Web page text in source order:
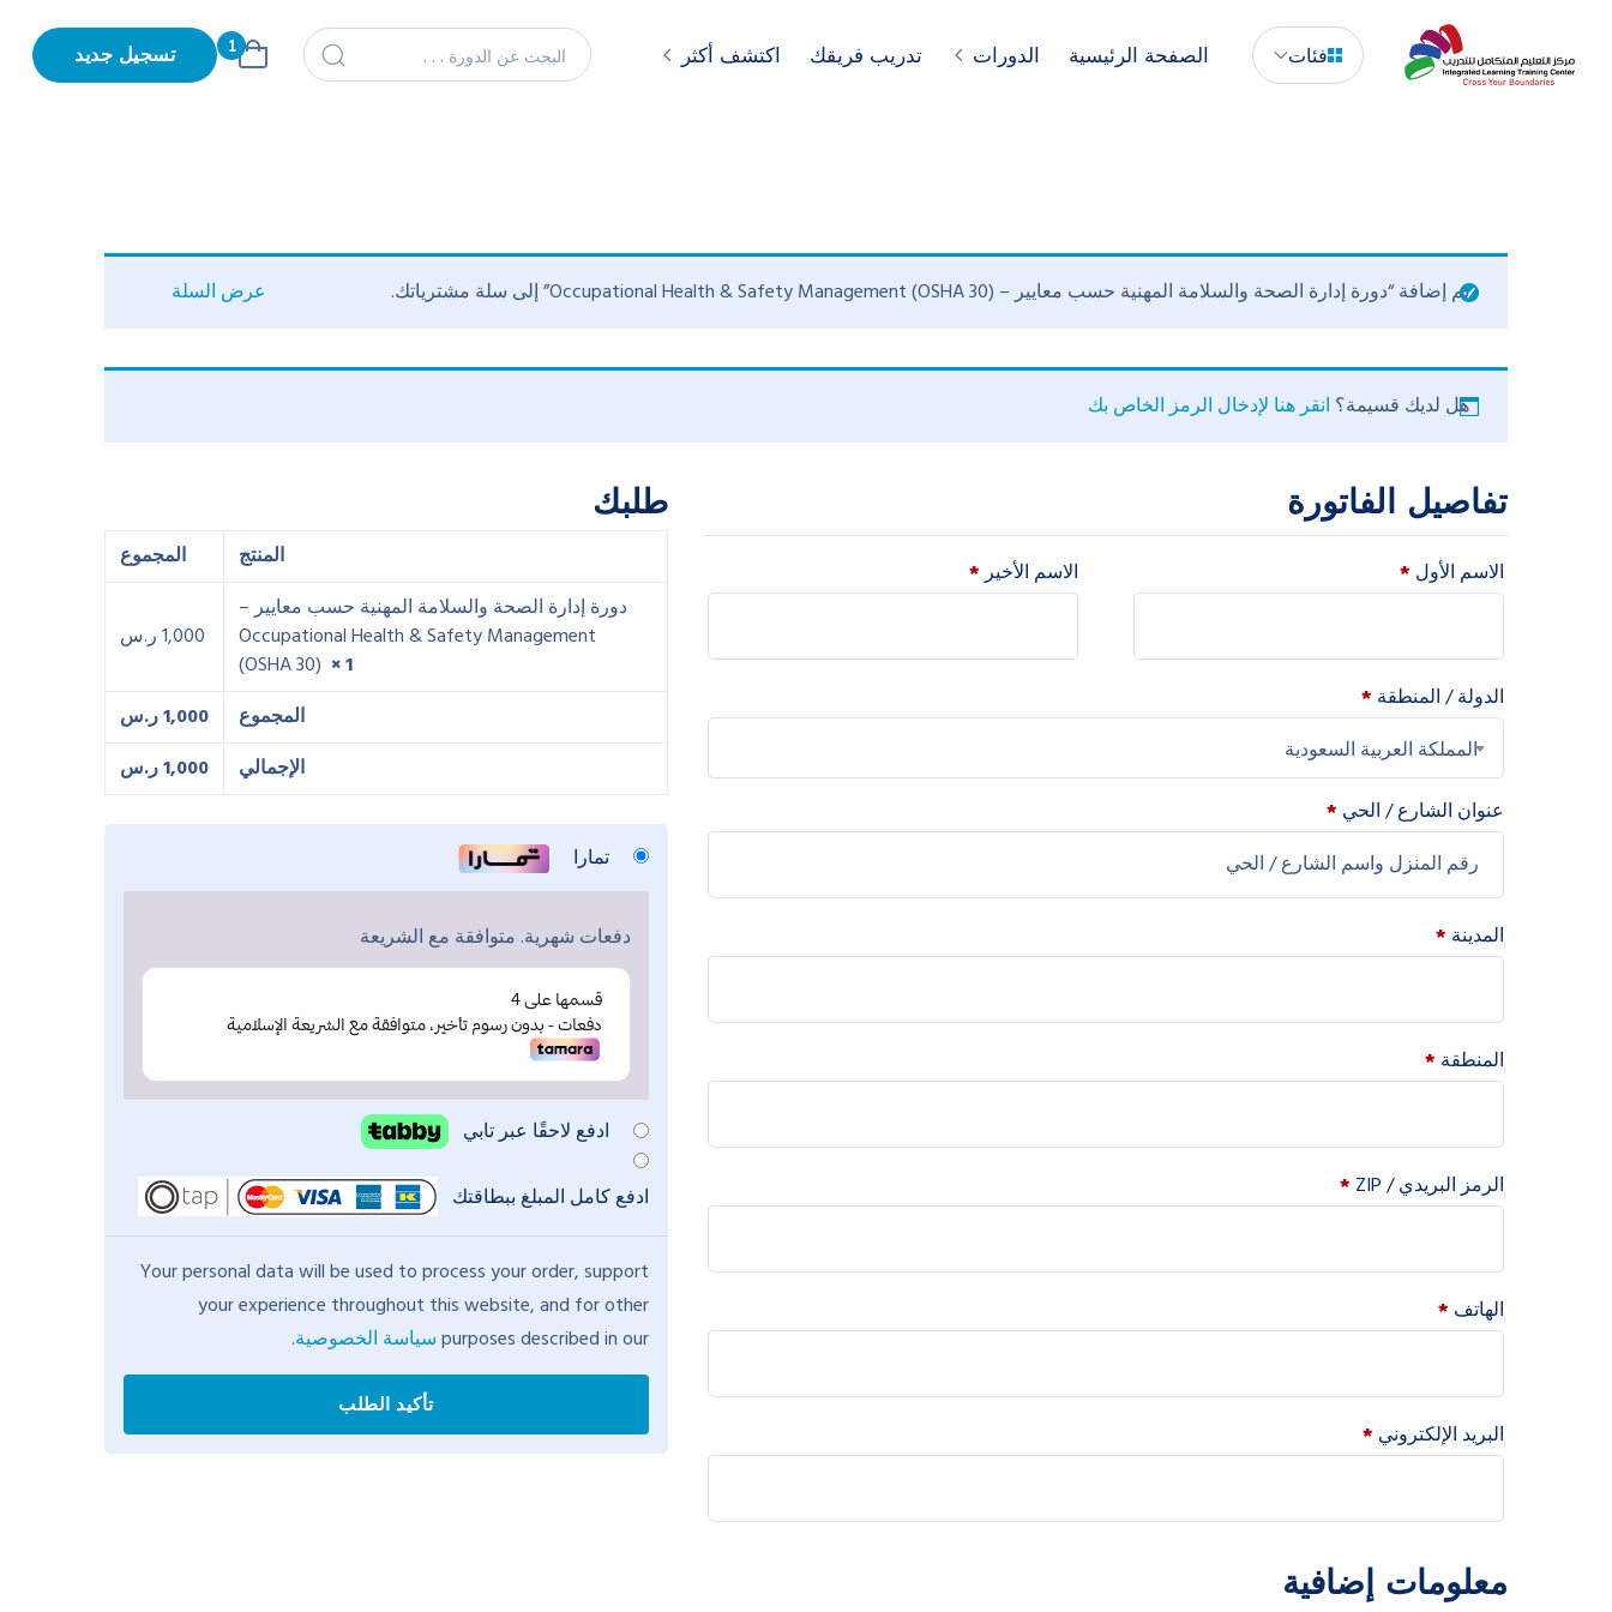
فئات الصفحة الرئيسية الدورات تدريب فريقك اكتشف أكثر 1 تسجيل جديد
تم إضافة “دورة إدارة الصحة والسلامة المهنية حسب معايير – Occupational Health & Safety Management (OSHA 30)” إلى سلة مشترياتك. عرض السلة
هل لديك قسيمة؟ انقر هنا لإدخال الرمز الخاص بك
تفاصيل الفاتورة
الاسم الأول * الاسم الأخير*
الدولة / المنطقة *
المملكة العربية السعودية
عنوان الشارع / الحي *
المدينة *
المنطقة *
الرمز البريدي / ZIP *
الهاتف *
البريد الإلكتروني *
معلومات إضافية
طلبك
المنتج
المجموع
دورة إدارة الصحة والسلامة المهنية حسب معايير –
Occupational Health & Safety Management
(OSHA 30) × 1
1,000ر.س
المجموع 1,000ر.س
الإجمالي
1,000ر.س
تمارا
دفعات شهرية. متوافقة مع الشريعة
ادفع لاحقًا عبر تابي
ادفع كامل المبلغ ببطاقتك
Your personal data will be used to process your order, support
your experience throughout this website, and for other
purposes described in ourسياسة الخصوصية.
تأكيد الطلب